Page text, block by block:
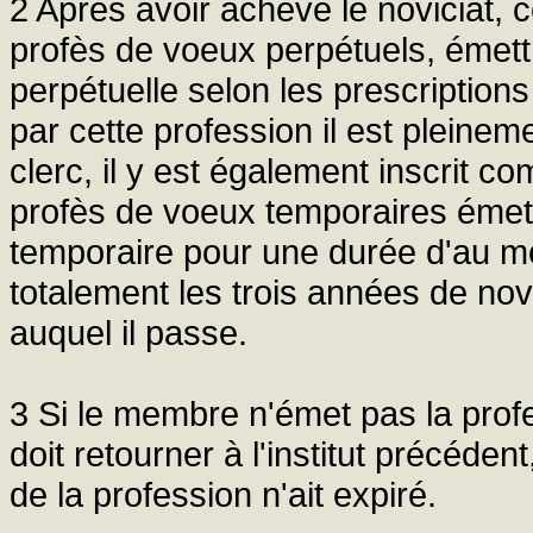
2 Après avoir achevé le noviciat,
profès de voeux perpétuels,
perpétuelle selon les
par cette profession il est
clerc, il y est également inscrit
profès de voeux temporaires
temporaire pour une durée d'au
totalement les trois années de
auquel il passe.
3 Si le membre n'émet pas la
doit retourner à l'institut
de la profession n'ait expiré.